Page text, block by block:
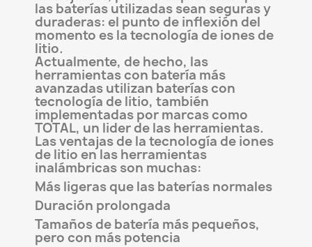
las baterías utilizadas sean seguras y
duraderas: el punto de inflexión del
momento es la tecnología de iones de
litio.
Actualmente, de hecho, las
herramientas con batería más
avanzadas utilizan baterías con
tecnología de litio, también
implementadas por marcas como
TOTAL, un lider de las herramientas.
Las ventajas de la tecnología de iones
de litio en las herramientas
inalámbricas son muchas:
Más ligeras que las baterías normales
Duración prolongada
Tamaños de batería más pequeños,
pero con más potencia